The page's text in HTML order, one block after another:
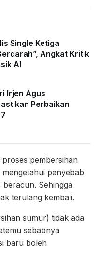
Single Ketiga
Angkat Kritik
AI
Irjen Agus
Perbaikan
pembersihan
penyebab
Sehingga
terulang kembali.
sumur) tidak ada
sebabnya
baru boleh